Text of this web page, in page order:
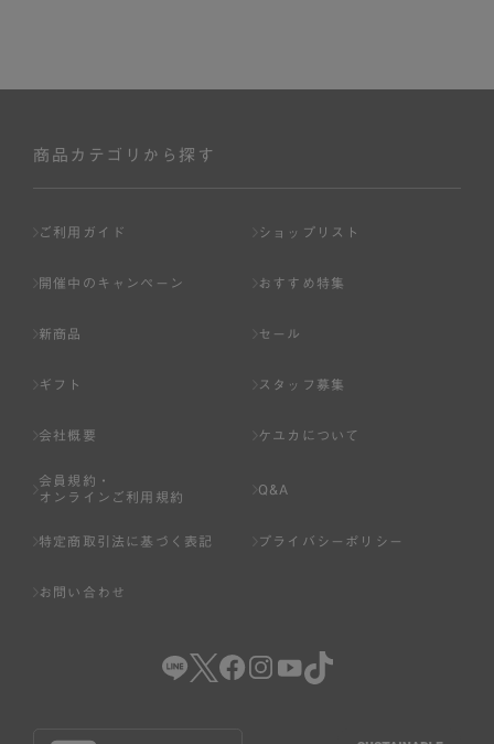
商品カテゴリから探す
ご利用ガイド ショップリスト
開催中のキャンペーン おすすめ特集
新商品 セール
ギフト スタッフ募集
会社概要 ケユカについて
会員規約・
オンラインご利用規約
Q&A
特定商取引法に基づく表記 プライバシーポリシー
お問い合わせ